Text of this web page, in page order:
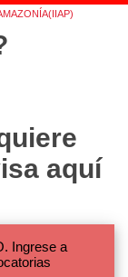
aquí
Ingrese a